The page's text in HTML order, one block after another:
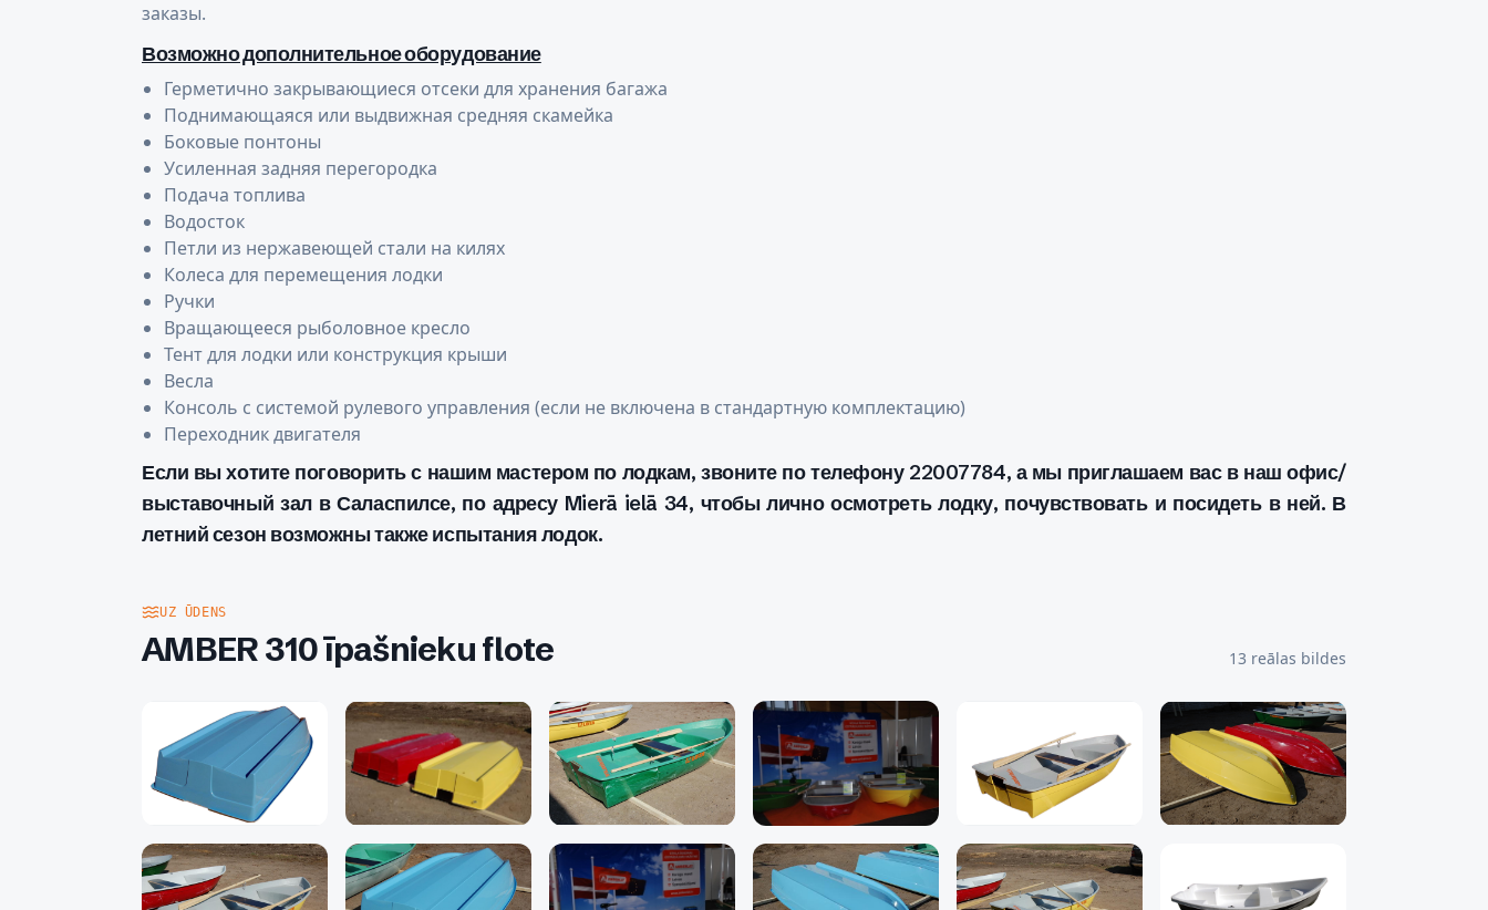
заказы.
Возможно дополнительное оборудование
Герметично закрывающиеся отсеки для хранения багажа
Поднимающаяся или выдвижная средняя скамейка
Боковые понтоны
Усиленная задняя перегородка
Подача топлива
Водосток
Петли из нержавеющей стали на килях
Колеса для перемещения лодки
Ручки
Вращающееся рыболовное кресло
Тент для лодки или конструкция крыши
Весла
Консоль с системой рулевого управления (если не включена в стандартную комплектацию)
Переходник двигателя
Если вы хотите поговорить с нашим мастером по лодкам, звоните по телефону 22007784, а мы приглашаем вас в наш офис/
выставочный зал в Саласпилсе, по адресу Mierā ielā 34, чтобы лично осмотреть лодку, почувствовать и посидеть в ней. В
летний сезон возможны также испытания лодок.
UZ ŪDENS
AMBER 310 īpašnieku flote 13 reālas bildes